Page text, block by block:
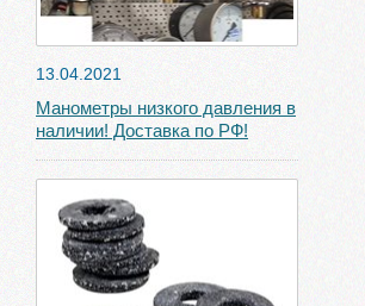
13.04.2021
Манометры низкого давления в
наличии! Доставка по РФ!